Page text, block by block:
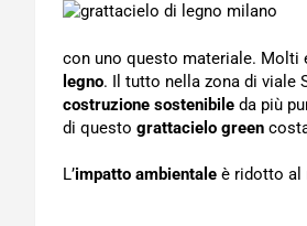
con uno questo materiale. Molti
legno. Il tutto nella zona di viale
costruzione sostenibile da più
di questo grattacielo green
L’impatto ambientale è ridotto al